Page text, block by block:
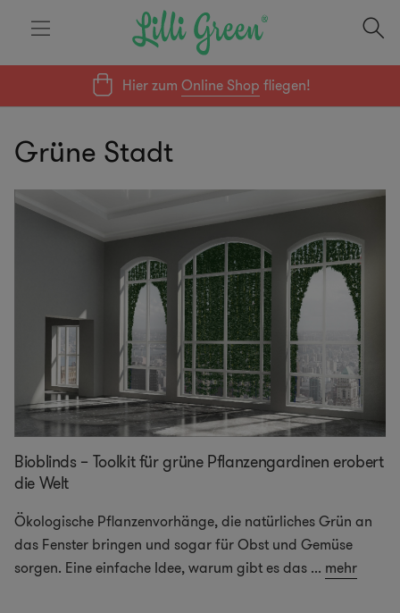
Hier zumOnline Shop fliegen!
Grüne Stadt
Bioblinds – Toolkit für grüne Pflanzengardinen erobert
die Welt
Ökologische Pflanzenvorhänge, die natürliches Grün an
das Fenster bringen und sogar für Obst und Gemüse
sorgen. Eine einfache Idee, warum gibt es das ... mehr